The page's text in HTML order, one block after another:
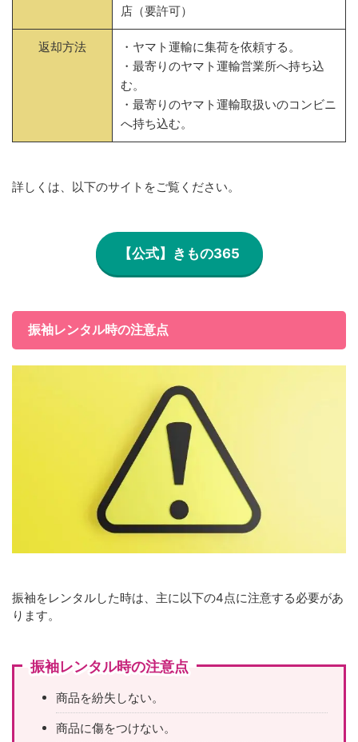
店（要許可）
返却方法
・ヤマト運輸に集荷を依頼する。
・最寄りのヤマト運輸営業所へ持ち込
む。
・最寄りのヤマト運輸取扱いのコンビニ
へ持ち込む。
詳しくは、以下のサイトをご覧ください。
【公式】きもの365
振袖レンタル時の注意点
振袖をレンタルした時は、主に以下の4点に注意する必要があ
ります。
振袖レンタル時の注意点
商品を紛失しない。
商品に傷をつけない。